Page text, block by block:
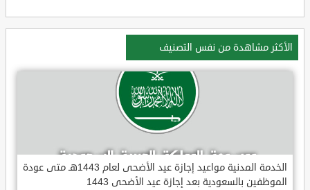
الأكثر مشاهدة من نفس التصنيف
الخدمة المدنية مواعيد إجازة عيد الأضحى لعام 1443هـ متى عودة
الموظفين بالسعودية بعد إجازة عيد الأضحى 1443